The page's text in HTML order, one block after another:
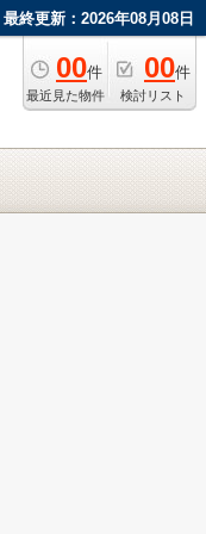
最終更新：2026年08月08日
00件
最近見た物件
00件
検討リスト